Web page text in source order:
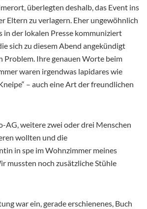
überlegten deshalb, das Event ins
Eltern zu verlagern. Eher ungewöhnlich
in der lokalen Presse kommuniziert
sich zu diesem Abend angekündigt
Problem. Ihre genauen Worte beim
waren irgendwas lapidares wie
– auch eine Art der freundlichen
AG, weitere zwei oder drei Menschen
wollten und die
in spe im Wohnzimmer meines
mussten noch zusätzliche Stühle
war ein, gerade erschienenes, Buch